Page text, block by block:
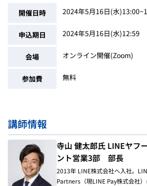
開催日時 2024年5月16日(水
申込期日 2024年5月16日(水)12:59
会場 オンライン開催(Zoom)
参加費 無料
講師情報
寺山 健太郎氏 LINEヤフ
ント営業3部 部長
2013年 LINE株式会社へ入社。
Partners（現LINE Pay株式会社